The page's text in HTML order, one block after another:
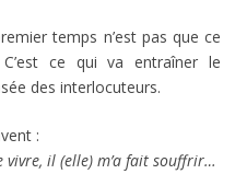
temps n’est pas que ce
ce qui va entraîner le
des interlocuteurs.
:
vivre, il (elle) m’a fait souffrir…